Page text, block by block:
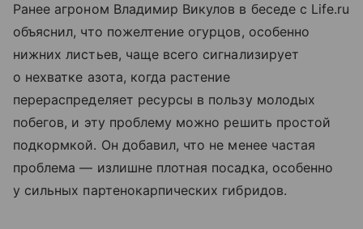
Ранее агроном Владимир Викулов в беседе с Life.ru
объяснил, что пожелтение огурцов, особенно
нижних листьев, чаще всего сигнализирует
о нехватке азота, когда растение
перераспределяет ресурсы в пользу молодых
побегов, и эту проблему можно решить простой
подкормкой. Он добавил, что не менее частая
проблема — излишне плотная посадка, особенно
у сильных партенокарпических гибридов.